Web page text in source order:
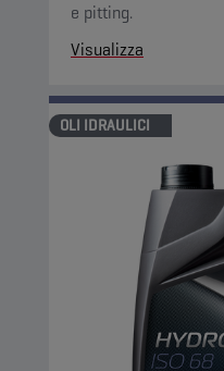
e pitting.
Visualizza
OLI IDRAULICI